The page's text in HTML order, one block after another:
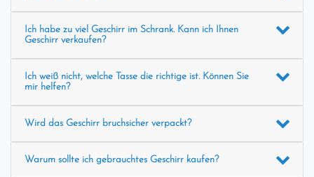
Ich habe zu viel Geschirr im Schrank. Kann ich Ihnen
Geschirr verkaufen?
Ich weiß nicht, welche Tasse die richtige ist. Können Sie
mir helfen?
Wird das Geschirr bruchsicher verpackt?
Warum sollte ich gebrauchtes Geschirr kaufen?